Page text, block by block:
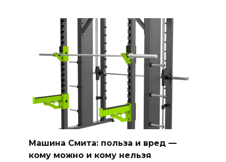
Машина Смита: польза и вред —
кому можно и кому нельзя